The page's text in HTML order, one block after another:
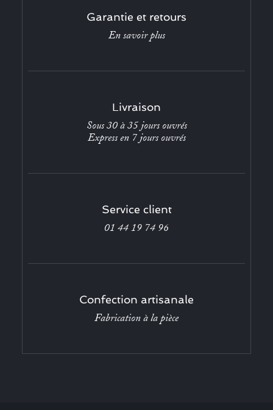
Garantie et retours
En savoir plus
Livraison
Sous 30 à 35 jours ouvrés
Express en 7 jours ouvrés
Service client
01 44 19 74 96
Confection artisanale
Fabrication à la pièce